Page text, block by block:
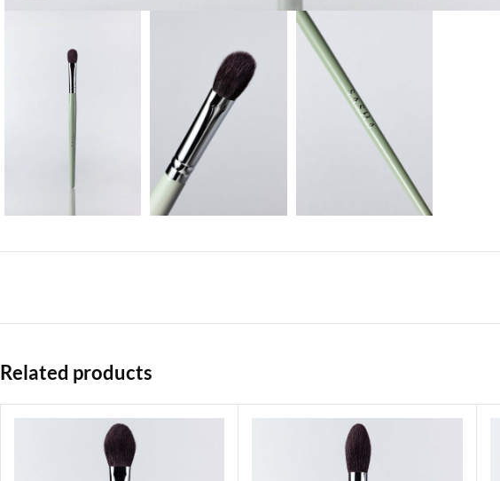
Related products